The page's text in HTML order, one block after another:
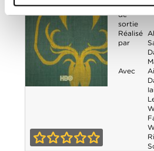
Année
de
sortie
Réalisé
par
Avec